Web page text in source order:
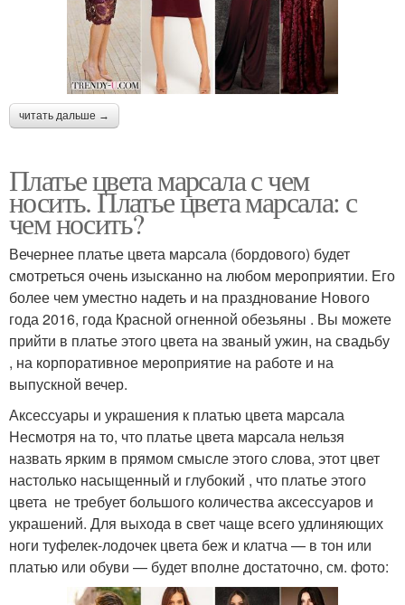
читать дальше →
Платье цвета марсала с чем
носить. Платье цвета марсала: с
чем носить?
Вечернее платье цвета марсала (бордового) будет
смотреться очень изысканно на любом мероприятии. Его
более чем уместно надеть и на празднование Нового
года 2016, года Красной огненной обезьяны . Вы можете
прийти в платье этого цвета на званый ужин, на свадьбу
, на корпоративное мероприятие на работе и на
выпускной вечер.
Аксессуары и украшения к платью цвета марсала
Несмотря на то, что платье цвета марсала нельзя
назвать ярким в прямом смысле этого слова, этот цвет
настолько насыщенный и глубокий , что платье этого
цвета не требует большого количества аксессуаров и
украшений. Для выхода в свет чаще всего удлиняющих
ноги туфелек-лодочек цвета беж и клатча — в тон или
платью или обуви — будет вполне достаточно, см. фото: